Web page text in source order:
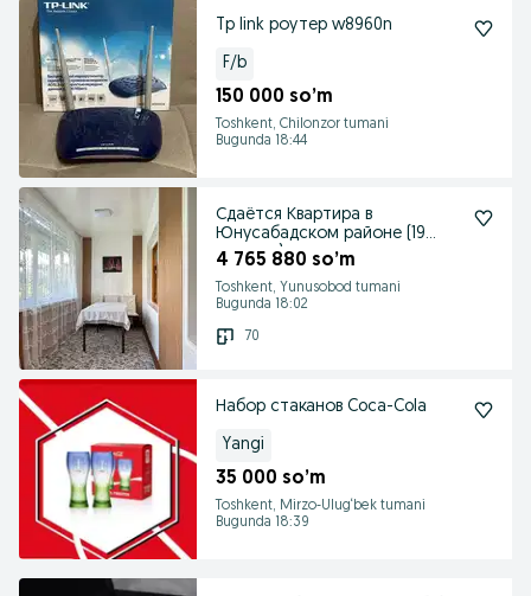
Tp link роутер w8960n
F/b
150 000 so’m
Toshkent, Chilonzor tumani
Bugunda 18:44
Сдаётся Квартира в
Юнусабадском районе (19
квартал)
4 765 880 so’m
Toshkent, Yunusobod tumani
Bugunda 18:02
70
Набор стаканов Coca-Cola
Yangi
35 000 so’m
Toshkent, Mirzo-Ulug‘bek tumani
Bugunda 18:39